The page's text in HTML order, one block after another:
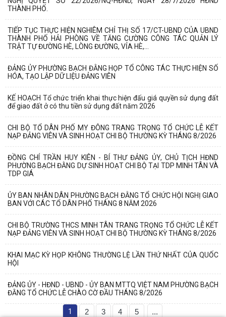
THÀNH PHỐ.
TIẾP TỤC THỰC HIỆN NGHIÊM CHỈ THỊ SỐ 17/CT-UBND CỦA UBND
THÀNH PHỐ HẢI PHÒNG VỀ TĂNG CƯỜNG CÔNG TÁC QUẢN LÝ
TRẬT TỰ ĐƯỜNG HÈ, LÒNG ĐƯỜNG, VỈA HÈ,...
ĐẢNG ỦY PHƯỜNG BẠCH ĐẰNG HỌP TỔ CÔNG TÁC THỰC HIỆN SỐ
HÓA, TẠO LẬP DỮ LIỆU ĐẢNG VIÊN
KẾ HOẠCH Tổ chức triển khai thực hiện đấu giá quyền sử dụng đất
để giao đất ở có thu tiền sử dụng đất năm 2026
CHI BỘ TỔ DÂN PHỐ MY ĐÔNG TRANG TRỌNG TỔ CHỨC LỄ KẾT
NẠP ĐẢNG VIÊN VÀ SINH HOẠT CHI BỘ THƯỜNG KỲ THÁNG 8/2026
ĐỒNG CHÍ TRẦN HUY KIÊN - BÍ THƯ ĐẢNG ỦY, CHỦ TỊCH HĐND
PHƯỜNG BẠCH ĐẰNG DỰ SINH HOẠT CHI BỘ TẠI TDP MINH TÂN VÀ
TDP GIÁ
ỦY BAN NHÂN DÂN PHƯỜNG BẠCH ĐẰNG TỔ CHỨC HỘI NGHỊ GIAO
BAN VỚI CÁC TỔ DÂN PHỐ THÁNG 8 NĂM 2026
CHI BỘ TRƯỜNG THCS MINH TÂN TRANG TRỌNG TỔ CHỨC LỄ KẾT
NẠP ĐẢNG VIÊN VÀ SINH HOẠT CHI BỘ THƯỜNG KỲ THÁNG 8/2026
KHAI MẠC KỲ HỌP KHÔNG THƯỜNG LỆ LẦN THỨ NHẤT CỦA QUỐC
HỘI
ĐẢNG ỦY - HĐND - UBND - ỦY BAN MTTQ VIỆT NAM PHƯỜNG BẠCH
ĐẰNG TỔ CHỨC LỄ CHÀO CỜ ĐẦU THÁNG 8/2026
1 2 3 4 5 ...